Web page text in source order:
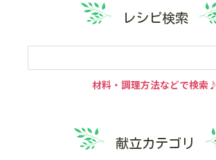
レシピ検索
材料・調理方法などで検索♪
献立カテゴリ